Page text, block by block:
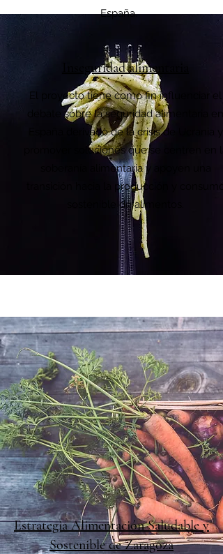
España.
Inseguridad alimentaria
El proyecto tiene como fin influenciar el
debate sobre la seguridad alimentaria en
España derivado de la crisis de Ucrania y
promover soluciones que se centren en la
soberanía alimentaria y apoyen una
transición hacia la producción y consumo
sostenible de alimentos.
Estrategia Alimentación Saludable y
Sostenible de Zaragoza